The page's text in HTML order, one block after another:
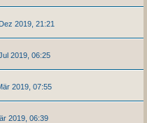
2019, 21:21
2019, 06:25
2019, 07:55
2019, 06:39